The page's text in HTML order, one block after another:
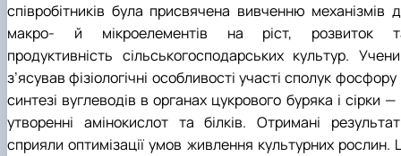
співробітників була присвячена вивченню механізмів
макро- й мікроелементів на ріст, розвиток
продуктивність сільськогосподарських культур.
з’ясував фізіологічні особливості участі сполук фосфору
синтезі вуглеводів в органах цукрового буряка і сірки —
утворенні амінокислот та білків. Отримані
сприяли оптимізації умов живлення культурних рослин.